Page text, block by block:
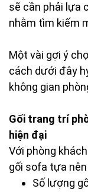
sẽ cần phải lựa
nhằm tìm kiếm
Một vài gợi ý
cách dưới đây
không gian
Gối trang trí
hiện đại
Với phòng
gối sofa tựa
Số lượng